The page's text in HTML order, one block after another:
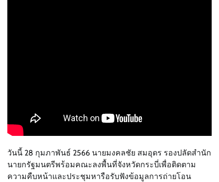
วันนี้ 28 กุมภาพันธ์ 2566 นายมงคลชัย สมอุดร รองปลัดสำนัก
นายกรัฐมนตรีพร้อมคณะลงพื้นที่จังหวัดกระบี่เพื่อติดตาม
ความคืบหน้าและประชุมหารือรับฟังข้อมูลการถ่ายโอน